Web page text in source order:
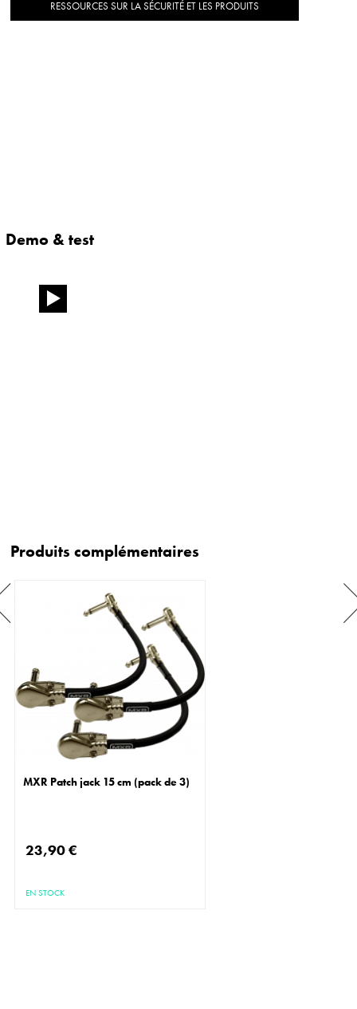
RESSOURCES SUR LA SÉCURITÉ ET LES PRODUITS
Demo & test
Produits complémentaires
MXR Patch jack 15 cm (pack de 3)
23,90 €
EN STOCK